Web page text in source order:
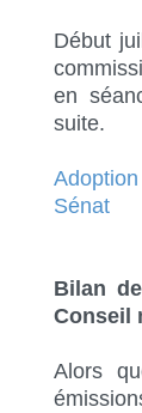
Début
en
suite.
Sénat
Bilan
Conseil
Alors